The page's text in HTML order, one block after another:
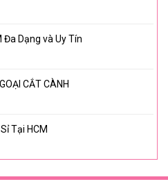
Đa Dạng và Uy Tín
CẮT CÀNH
Tại HCM